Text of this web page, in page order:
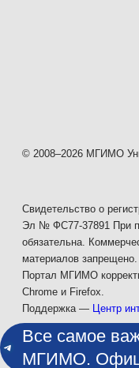
© 2008–2026 МГИМО
Свидетельство о
Эл № ФС77-37891 При
обязательна.
материалов запрещено.
Портал МГИМО
Chrome и Firefox.
Поддержка — Центр
Все самое
МГИМО.